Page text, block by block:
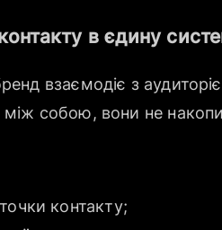
в єдину
взаємодіє з
між собою, вони не
контакту;